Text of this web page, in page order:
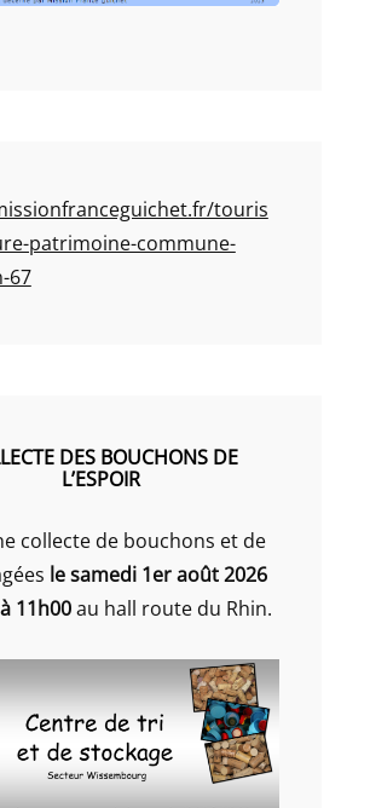
touris
patrimoine-commune-
67
DES BOUCHONS DE
L’ESPOIR
collecte de bouchons et de
le samedi 1er août 2026
11h00au hall route du Rhin.